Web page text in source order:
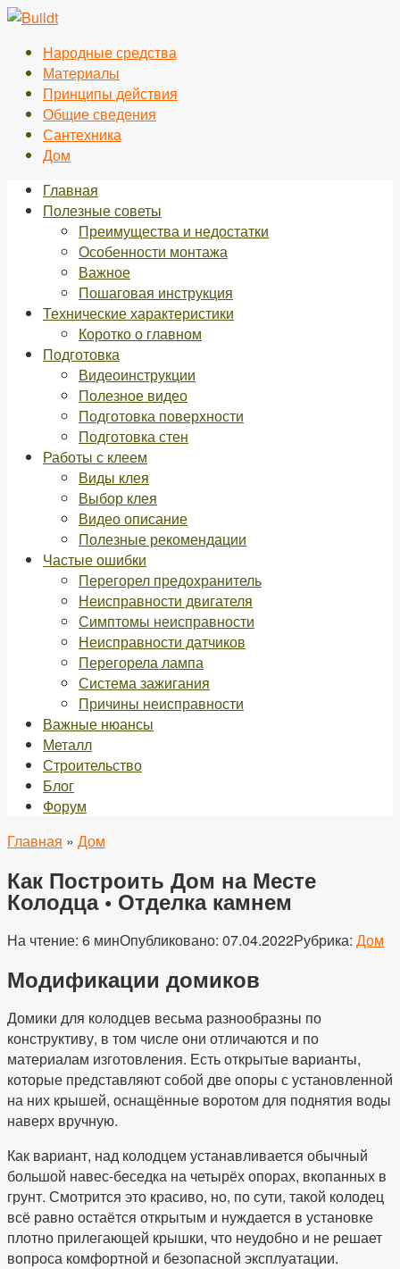
Перейти
контентуНародные средства
Материалы
Принципы действия
Общие сведения
Сантехника
Дом
Главная
Полезные советы
Преимущества и недостатки
Особенности монтажа
Важное
Пошаговая инструкция
Технические характеристики
Коротко о главном
Подготовка
Видеоинструкции
Полезное видео
Подготовка поверхности
Подготовка стен
Работы с клеем
Виды клея
Выбор клея
Видео описание
Полезные рекомендации
Частые ошибки
Перегорел предохранитель
Неисправности двигателя
Симптомы неисправности
Неисправности датчиков
Перегорела лампа
Система зажигания
Причины неисправности
Важные нюансы
Металл
Строительство
Блог
Форум
Главная » Дом
Как Построить Дом на Месте
Колодца • Отделка камнем
На чтение: 6 минОпубликовано: 07.04.2022Рубрика: Дом
Модификации домиков
Домики для колодцев весьма разнообразны по
конструктиву, в том числе они отличаются и по
материалам изготовления. Есть открытые варианты,
которые представляют собой две опоры с установленной
на них крышей, оснащённые воротом для поднятия воды
наверх вручную.
Как вариант, над колодцем устанавливается обычный
большой навес-беседка на четырёх опорах, вкопанных в
грунт. Смотрится это красиво, но, по сути, такой колодец
всё равно остаётся открытым и нуждается в установке
плотно прилегающей крышки, что неудобно и не решает
вопроса комфортной и безопасной эксплуатации.